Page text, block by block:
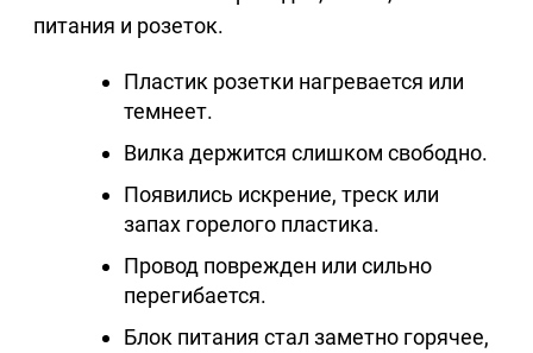
питания и розеток.
Пластик розетки нагревается или
темнеет.
Вилка держится слишком свободно.
Появились искрение, треск или
запах горелого пластика.
Провод поврежден или сильно
перегибается.
Блок питания стал заметно горячее,